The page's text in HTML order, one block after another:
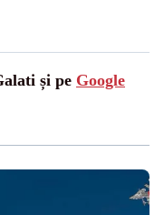
și pe Google